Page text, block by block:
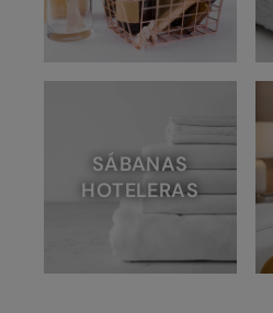
SÁBANAS
HOTELERAS